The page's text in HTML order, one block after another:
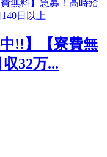
中!!】【寮費無
32万...